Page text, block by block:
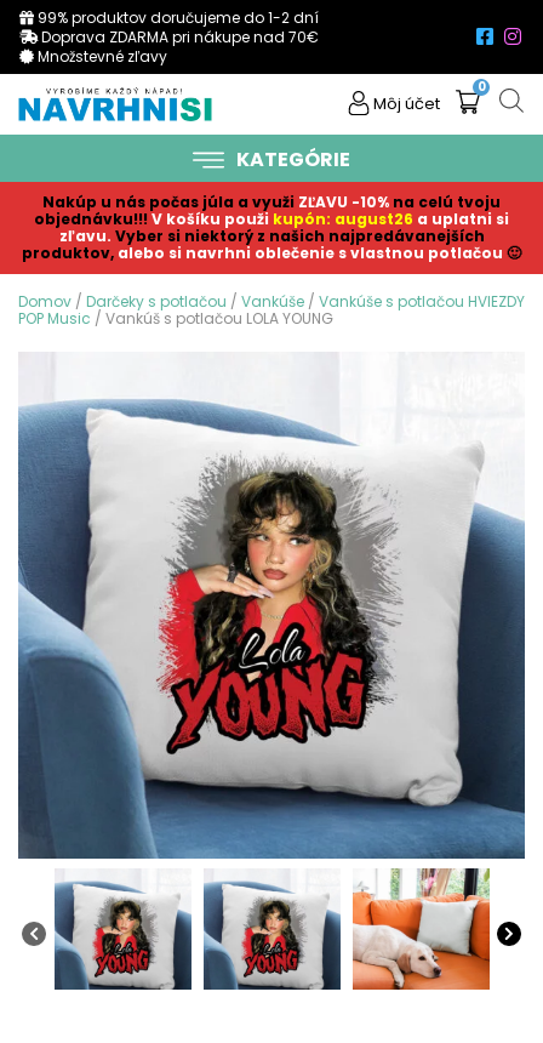
99% produktov doručujeme do 1-2 dní
Doprava ZDARMA pri nákupe nad 70€
Množstevné zľavy
Môj účet
0
KATEGÓRIE
Nakúp u nás počas júla a využi ZĽAVU -10% na celú tvoju
objednávku!!! V košíku použi kupón: august26 a uplatni si
zľavu. Vyber si niektorý z našich najpredávanejších
produktov, alebo si navrhni oblečenie s vlastnou potlačou 🙂
Domov / Darčeky s potlačou / Vankúše / Vankúše s potlačou HVIEZDY
POP Music / Vankúš s potlačou LOLA YOUNG